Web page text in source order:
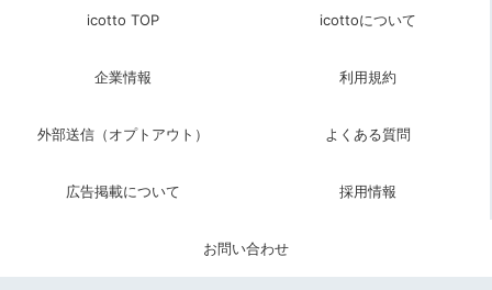
icotto TOP icottoについて
企業情報 利用規約
外部送信（オプトアウト） よくある質問
広告掲載について 採用情報
お問い合わせ